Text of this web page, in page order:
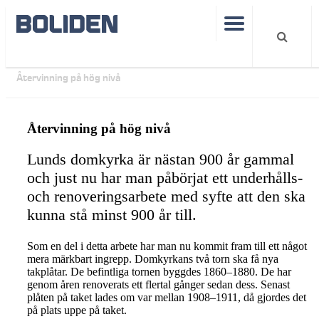
Återvinning på hög nivå
Återvinning på hög nivå
Lunds domkyrka är nästan 900 år gammal
och just nu har man påbörjat ett underhålls-
och renoveringsarbete med syfte att den ska
kunna stå minst 900 år till.
Som en del i detta arbete har man nu kommit fram till ett något
mera märkbart ingrepp. Domkyrkans två torn ska få nya
takplåtar. De befintliga tornen byggdes 1860–1880. De har
genom åren renoverats ett flertal gånger sedan dess. Senast
plåten på taket lades om var mellan 1908–1911, då gjordes det
på plats uppe på taket.